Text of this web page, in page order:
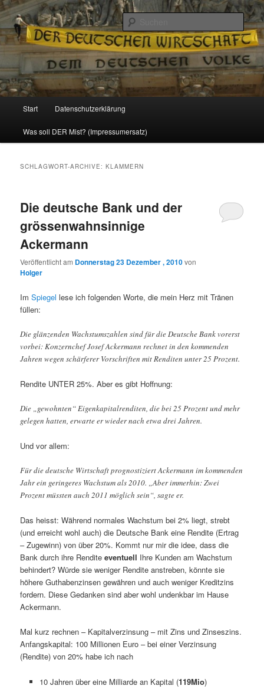
Reizzentrum
Politik, Wirtschaft, Soziales und Gesellschaft
Zum
Inhalt
Zum
sekundären
Start Datenschutzerklärung
Was soll DER Mist? (Impressumersatz)
SCHLAGWORT-ARCHIVE:KLAMMERN
Die deutsche Bank und der
grössenwahnsinnige
Ackermann
Veröffentlicht am Donnerstag 23 Dezember , 2010von
Holger
ImSpiegel lese ich folgenden Worte, die mein Herz mit Tränen
füllen:
Die glänzenden Wachstumszahlen sind für die Deutsche Bank vorerst
vorbei: Konzernchef Josef Ackermann rechnet in den kommenden
Jahren wegen schärferer Vorschriften mit Renditen unter 25 Prozent.
Rendite UNTER 25%. Aber es gibt Hoffnung:
Die „gewohnten“ Eigenkapitalrenditen, die bei 25 Prozent und mehr
gelegen hatten, erwarte er wieder nach etwa drei Jahren.
Und vor allem:
Für die deutsche Wirtschaft prognostiziert Ackermann im kommenden
Jahr ein geringeres Wachstum als 2010. „Aber immerhin: Zwei
Prozent müssten auch 2011 möglich sein“, sagte er.
Das heisst: Während normales Wachstum bei 2% liegt, strebt
(und erreicht wohl auch) die Deutsche Bank eine Rendite (Ertrag
– Zugewinn) von über 20%. Kommt nur mir die idee, dass die
Bank durch ihre Renditeeventuell Ihre Kunden am Wachstum
behindert? Würde sie weniger Rendite anstreben, könnte sie
höhere Guthabenzinsen gewähren und auch weniger Kreditzins
fordern. Diese Gedanken sind aber wohl undenkbar im Hause
Ackermann.
Mal kurz rechnen – Kapitalverzinsung – mit Zins und Zinseszins.
Anfangskapital: 100 Millionen Euro – bei einer Verzinsung
(Rendite) von 20% habe ich nach
10 Jahren über eine Milliarde an Kapital (119Mio)